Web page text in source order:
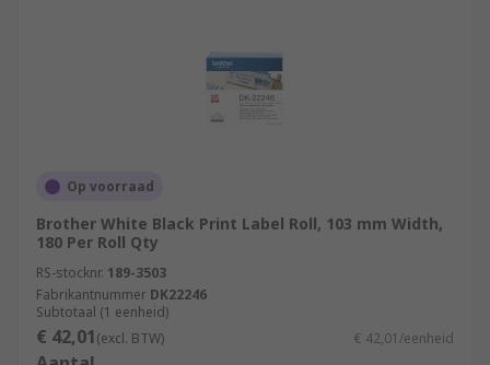
Op voorraad
Brother White Black Print Label Roll, 103 mm Width,
180 Per Roll Qty
RS-stocknr. 189-3503
Fabrikantnummer DK22246
Subtotaal (1 eenheid)
€ 42,01(excl. BTW) € 42,01/eenheid